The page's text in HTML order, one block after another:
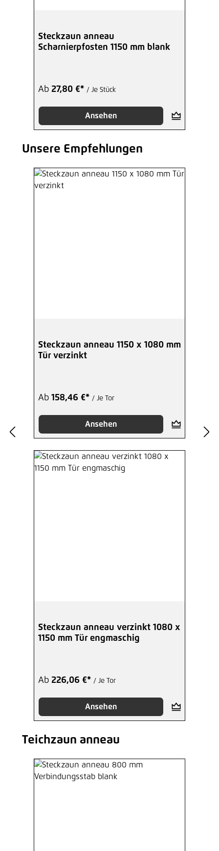
Steckzaun anneau
Scharnierpfosten 1150 mm blank
Ab 27,80 €* / Je Stück
Ansehen
Produktgalerie überspringen
Unsere Empfehlungen
Steckzaun anneau 1150 x 1080 mm
Tür verzinkt
Ab 158,46 €* / Je Tor
Ansehen
Steckzaun anneau verzinkt 1080 x
1150 mm Tür engmaschig
Ab 226,06 €* / Je Tor
Ansehen
Produktgalerie überspringen
Teichzaun anneau